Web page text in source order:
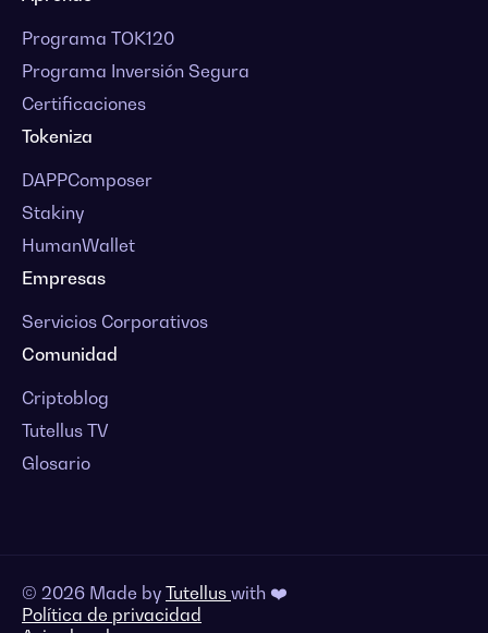
Programa TOK120
Programa Inversión Segura
Certificaciones
Tokeniza
DAPPComposer
Stakiny
HumanWallet
Empresas
Servicios Corporativos
Comunidad
Criptoblog
Tutellus TV
Glosario
© 2026 Made by Tutellus with ❤️
Política de privacidad